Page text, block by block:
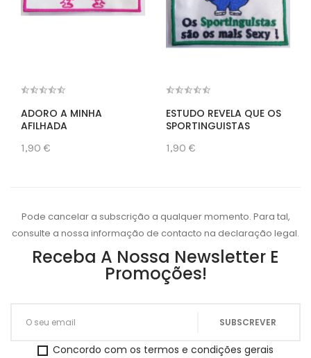
ADORO A MINHA
AFILHADA
1,90 €
ESTUDO REVELA QUE OS
SPORTINGUISTAS
1,90 €
Pode cancelar a subscrição a qualquer momento. Para tal,
consulte a nossa informação de contacto na declaração legal.
Receba A Nossa Newsletter E
Promoções!
Concordo com os termos e condições gerais